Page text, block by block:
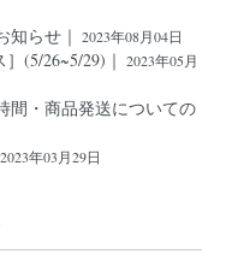
知らせ｜ 2023年08月04日
(5/26~5/29)｜ 2023年05月
間・商品発送についての
2023年03月29日